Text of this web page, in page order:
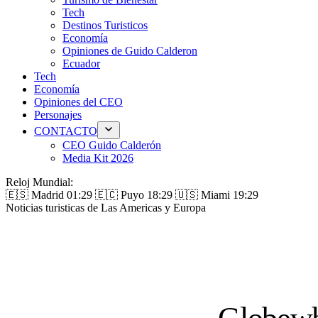
Tech
Destinos Turisticos
Economía
Opiniones de Guido Calderon
Ecuador
Tech
Economía
Opiniones del CEO
Personajes
CONTACTO
CEO Guido Calderón
Media Kit 2026
Reloj Mundial:
🇪🇸 Madrid 01:29 🇪🇨 Puyo 18:29 🇺🇸 Miami 19:29
Noticias turisticas de Las Americas y Europa